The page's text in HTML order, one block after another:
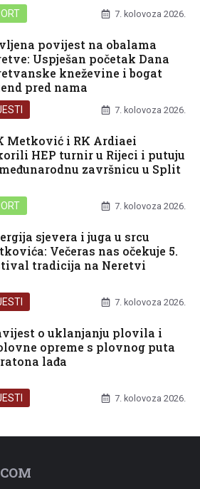
7. kolovoza 2026.
povijest na obalama
Uspješan početak Dana
kneževine i bogat
pred nama
7. kolovoza 2026.
Metković i RK Ardiaei
HEP turnir u Rijeci i putuju
završnicu u Split
7. kolovoza 2026.
sjevera i juga u srcu
Večeras nas očekuje 5.
tradicija na Neretvi
7. kolovoza 2026.
o uklanjanju plovila i
opreme s plovnog puta
lađa
7. kolovoza 2026.